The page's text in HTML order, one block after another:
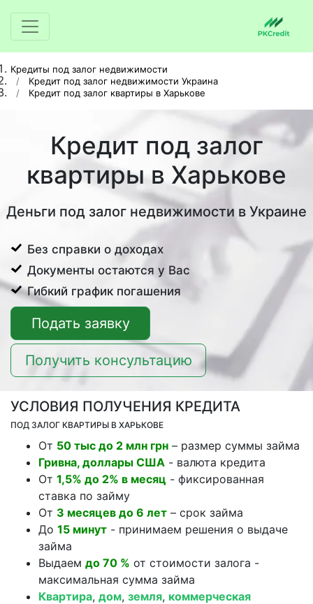
Кредиты под залог недвижимости
Кредит под залог недвижимости Украина
Кредит под залог квартиры в Харькове
Кредит под залог
квартиры в Харькове
Деньги под залог недвижимости в Украине
Без справки о доходах
Документы остаются у Вас
Гибкий график погашения
Подать заявку
Получить консультацию
УСЛОВИЯ ПОЛУЧЕНИЯ КРЕДИТА
ПОД ЗАЛОГ КВАРТИРЫ В ХАРЬКОВЕ
От 50 тыс до 2 млн грн – размер суммы займа
Гривна, доллары США - валюта кредита
От 1,5% до 2% в месяц - фиксированная
ставка по займу
От 3 месяцев до 6 лет – срок займа
До 15 минут - принимаем решения о выдаче
займа
Выдаем до 70 % от стоимости залога -
максимальная сумма займа
Квартира, дом, земля, коммерческая